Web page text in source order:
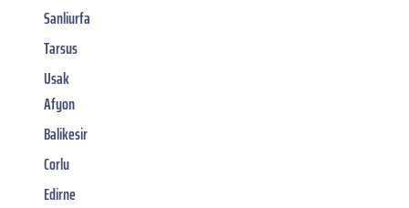
Sanliurfa
Tarsus
Usak
Afyon
Balikesir
Corlu
Edirne